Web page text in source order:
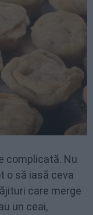
complicată. Nu
o să iasă ceva
care merge
un ceai,